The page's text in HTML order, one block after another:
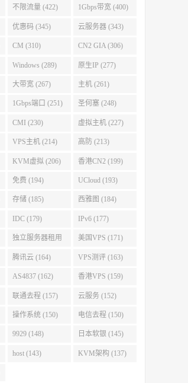
不限流量 (422) 1Gbps带宽 (400)
优惠码 (345) 云服务器 (343)
CM (310) CN2 GIA (306)
Windows (289) 原生IP (277)
大带宽 (267) 主机 (261)
1Gbps端口 (251) 圣何塞 (248)
CMI (230) 虚拟主机 (227)
VPS主机 (214) 高防 (213)
KVM虚拟 (206) 香港CN2 (199)
免费 (194) UCloud (193)
存储 (185) 西雅图 (184)
IDC (179) IPv6 (177)
独立服务器租用
(175)
美国VPS (171)
腾讯云 (164) VPS测评 (163)
AS4837 (162) 香港VPS (159)
联通去程 (157) 云服务 (152)
操作系统 (150) 电信去程 (150)
9929 (148) 日本软银 (145)
host (143) KVM架构 (137)